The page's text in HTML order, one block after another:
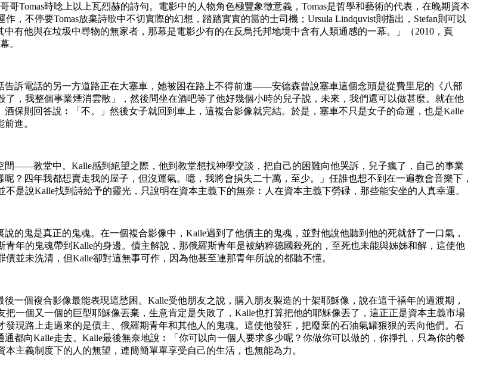
Tomas時唸上以上瓦烈赫的詩句。電影中的人物角色極豐象徵意義，Tomas是哲學和藝術的代表，在晚期資本
，不停要Tomas放棄詩歌中不切實際的幻想，踏踏實實的當的士司機；Ursula Lindquvist則指出，Stefan則可以
有他與在垃圾中尋物的無家者，那幕是電影少有的在反烏托邦地境中含有人類通感的一幕。」（2010，頁
。
訴電話的另一方道路正在大塞車，她被困在路上不得前進——安德森曾說塞車這個念頭是從費里尼的《八部
，我整個事業煙消雲散」，然後問坐在酒吧等了他好幾個小時的兒子說，未來，我們還可以做甚麼。就在他
保則回答說︰「不。」然後女子就回到車上，這複合影像就完結。於是，塞車不只是女子的命運，也是Kalle
進。
——教堂中。Kalle感到絕望之際，他到教堂想找神學交談，把自己的困難向他哭訴，兒子瘋了，自己的事業
？四年我都想賣走我的屋子，但沒運氣。噫，我將會損失二十萬，至少。」任誰也想不到在一遍教會音樂下，
是說Kalle找到詩給予的靈光，只說明在資本主義下的無奈︰人在資本主義下勞碌，那些能安坐的人真幸運。
鬼是真正的鬼魂。在一個複合影像中，Kalle遇到了他債主的鬼魂，並對他說他聽到他的死就舒了一口氣，
年的鬼魂帶到Kalle的身邊。債主解說，那俄羅斯青年是被納粹德國殺死的，至死也未能與姊姊和解，這使他
並未洗清，但Kalle卻對這無事可作，因為他甚至連那青年所說的都聽不懂。
一個複合影像最能表現這愁困。Kalle受他朋友之說，購入朋友製造的十架耶穌像，說在這千禧年的過渡期，
一個又一個的巨型耶穌像丟棄，生意肯定是失敗了，Kalle也打算把他的耶穌像丟了，這正正是資本主義市場
現路上走過來的是債主、俄羅期青年和其他人的鬼魂。這使他發狂，把廢棄的石油氣罐狠狠的丟向他們。石
都向Kalle走去。Kalle最後無奈地說︰「你可以向一個人要求多少呢？你做你可以做的，你掙扎，只為你的餐
主義制度下的人的無望，連簡簡單單享受自己的生活，也無能為力。